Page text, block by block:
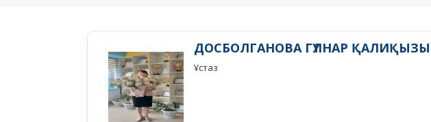
ДОСБОЛГАНОВА ГҮЛНАР ҚАЛИҚЫЗЫ
Ұстаз